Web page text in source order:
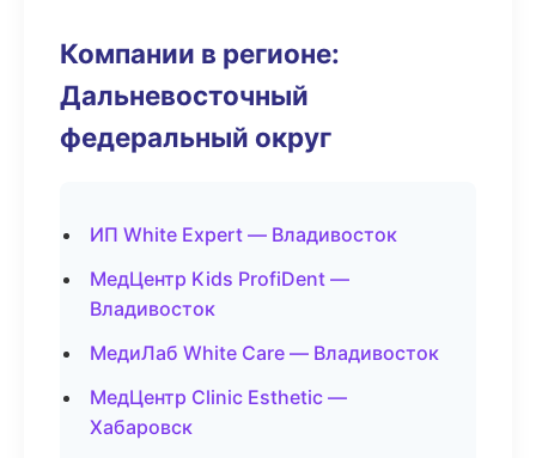
Компании в регионе:
Дальневосточный
федеральный округ
ИП White Expert — Владивосток
МедЦентр Kids ProfiDent —
Владивосток
МедиЛаб White Care — Владивосток
МедЦентр Clinic Esthetic —
Хабаровск